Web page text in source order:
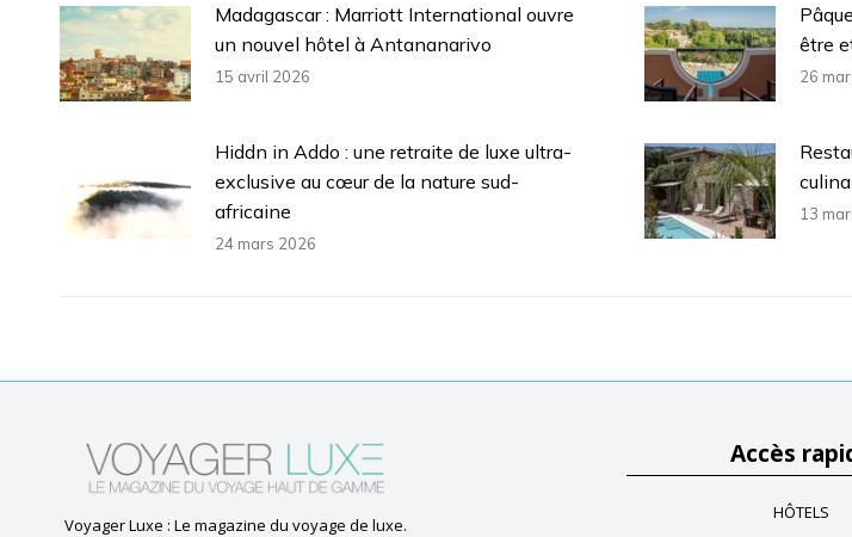
Madagascar : Marriott International ouvre
un nouvel hôtel à Antananarivo
15 avril 2026
être
26
Hiddn in Addo : une retraite de luxe ultra-
exclusive au cœur de la nature sud-
africaine
24 mars 2026
13
Voyager Luxe : Le magazine du voyage de luxe.
Accès
HÔTELS